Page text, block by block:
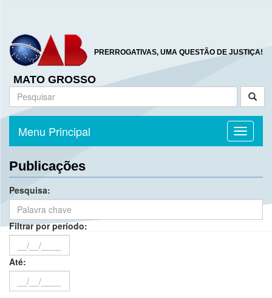
PRERROGATIVAS, UMA QUESTÃO DE JUSTIÇA!
MATO GROSSO
Toggle
Menu Principal
Publicações
Pesquisa:
Filtrar por período:
Até: